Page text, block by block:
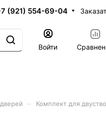
(921) 554-69-04
Войти
Комплект для